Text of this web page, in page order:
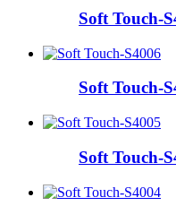
Soft Touch-
Soft Touch-
Soft Touch-